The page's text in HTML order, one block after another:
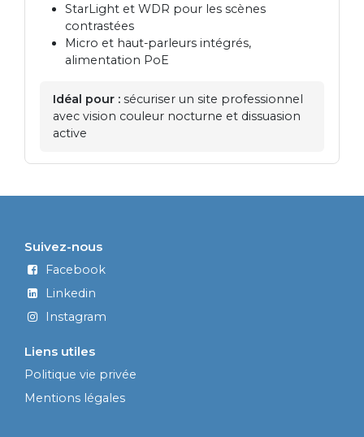
StarLight et WDR pour les scènes
contrastées
Micro et haut-parleurs intégrés,
alimentation PoE
Idéal pour : sécuriser un site professionnel
avec vision couleur nocturne et dissuasion
active
Liens utiles
Politique vie privée
Mentions légales
Suivez-nous
Facebook
Linkedin
Instagram